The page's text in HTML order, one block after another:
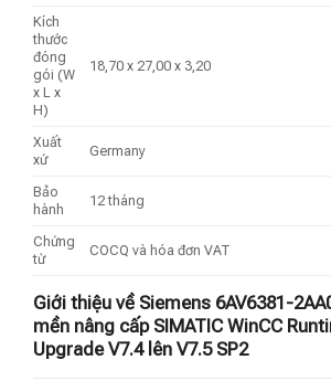
Kích
thước
đóng
gói (W
x L x
H)
18,70 x 27,00 x 3,20
Xuất
xứ
Germany
Bảo
hành
12 tháng
Chứng
từ
COCQ và hóa đơn VAT
Giới thiệu về Siemens 6AV6381-
mền nâng cấp SIMATIC WinCC
Upgrade V7.4 lên V7.5 SP2